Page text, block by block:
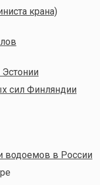
крана)
Эстонии
сил Финляндии
водоемов в России